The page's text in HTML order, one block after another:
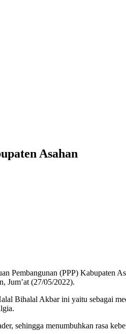
Asahan
Pembangunan (PPP) Kabupaten
Jum’at (27/05/2022).
Bihalal Akbar ini yaitu sebagai
sehingga menumbuhkan rasa